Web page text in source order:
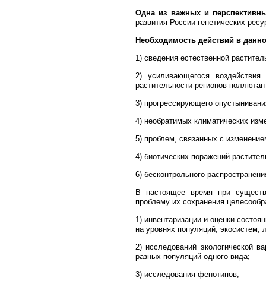
Одна из важных и
развития России генетических
Необходимость действий в
1) сведения ес­тественной
2) уси­ливающегося
растительности ре­ги­онов
3) прогрессирующего
4) необратимых климатических
5) про­блем, свя­занных с
4) биотических поражений
6) бес­конт­роль­ного
В настоящее время при
проблему их сохранения
1) ин­вен­таризации и оценки
на уров­нях популяций, экосистем,
2) исследований эко­ло­ги­чес­кой
разных популяций одного вида;
3) исследования фенотипов;